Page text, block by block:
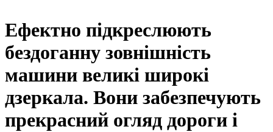
Ефектно підкреслюють
бездоганну зовнішність
машини великі широкі
дзеркала. Вони забезпечують
прекрасний огляд дороги і